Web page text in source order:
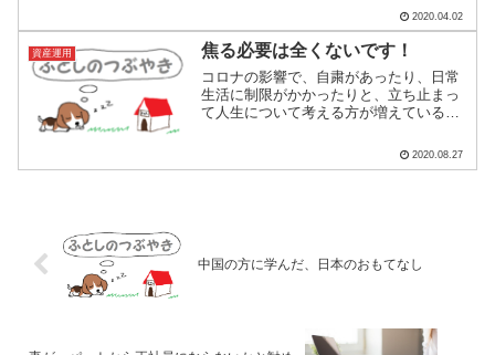
ご提案しています。アマゾンやフェイス
ブック、マイクロソフトなどイノベーシ
ョン力が優れ、開発にかけ...
2020.04.02
資産運用 焦る必要は全くないです！
コロナの影響で、自粛があったり、日常
生活に制限がかかったりと、立ち止まっ
て人生について考える方が増えているよ
かった生命保険の見直しや老後の資産形
成を、この機会に相談したいと言ったご
2020.08.27
中国の方に学んだ、日本のおもてなし